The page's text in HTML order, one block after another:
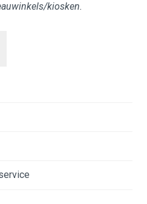
kiosken.